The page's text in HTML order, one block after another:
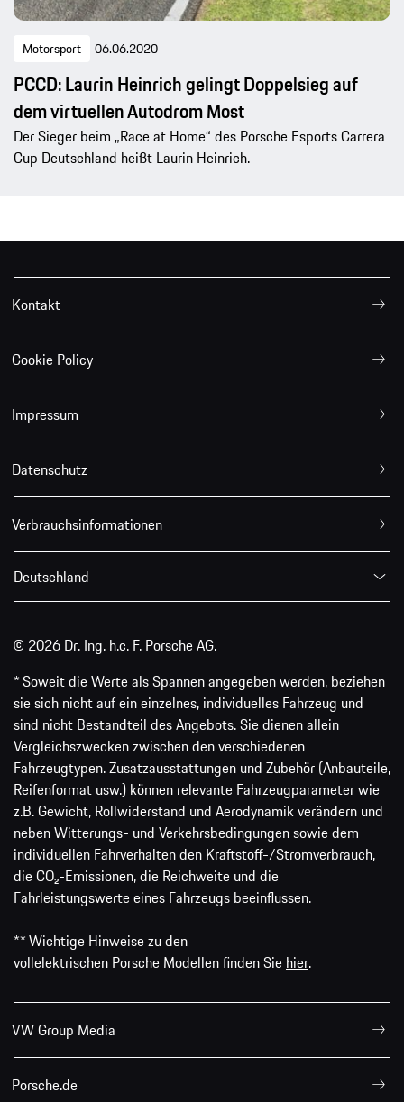
Motorsport 06.06.2020
PCCD: Laurin Heinrich gelingt Doppelsieg auf
dem virtuellen Autodrom Most
Der Sieger beim „Race at Home“ des Porsche Esports Carrera
Cup Deutschland heißt Laurin Heinrich.
Kontakt
Cookie Policy
Impressum
Datenschutz
Verbrauchsinformationen
Deutschland
© 2026 Dr. Ing. h.c. F. Porsche AG.
* Soweit die Werte als Spannen angegeben werden, beziehen
sie sich nicht auf ein einzelnes, individuelles Fahrzeug und
sind nicht Bestandteil des Angebots. Sie dienen allein
Vergleichszwecken zwischen den verschiedenen
Fahrzeugtypen. Zusatzausstattungen und Zubehör (Anbauteile,
Reifenformat usw.) können relevante Fahrzeugparameter wie
z.B. Gewicht, Rollwiderstand und Aerodynamik verändern und
neben Witterungs- und Verkehrsbedingungen sowie dem
individuellen Fahrverhalten den Kraftstoff-/Stromverbrauch,
die CO₂-Emissionen, die Reichweite und die
Fahrleistungswerte eines Fahrzeugs beeinflussen.
** Wichtige Hinweise zu den
vollelektrischen Porsche Modellen finden Sie hier.
VW Group Media
Porsche.de